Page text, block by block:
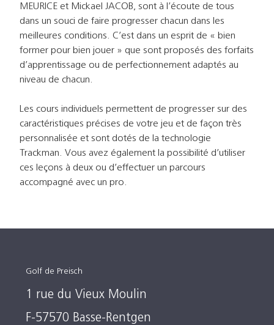
MEURICE et Mickael JACOB, sont à l’écoute de tous
dans un souci de faire progresser chacun dans les
meilleures conditions. C’est dans un esprit de « bien
former pour bien jouer » que sont proposés des forfaits
d’apprentissage ou de perfectionnement adaptés au
niveau de chacun.
Les cours individuels permettent de progresser sur des
caractéristiques précises de votre jeu et de façon très
personnalisée et sont dotés de la technologie
Trackman. Vous avez également la possibilité d’utiliser
ces leçons à deux ou d’effectuer un parcours
accompagné avec un pro.
Golf de Preisch
1 rue du Vieux Moulin
F-57570 Basse-Rentgen